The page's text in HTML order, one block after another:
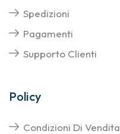
Spedizioni
Pagamenti
Supporto Clienti
Policy
Condizioni Di Vendita